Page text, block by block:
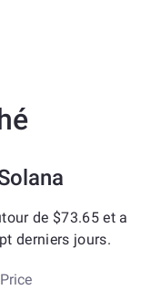
de $73.65 et a
derniers jours.